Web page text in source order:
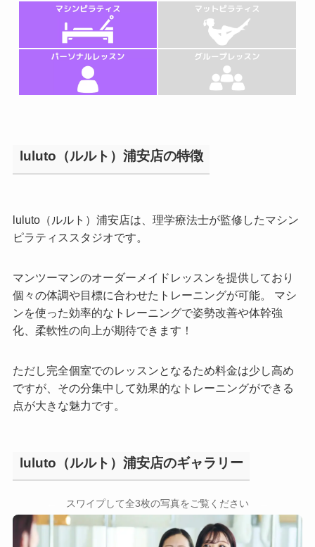
luluto（ルルト）浦安店の特徴
luluto（ルルト）浦安店は、理学療法士が監修したマシン
ピラティススタジオです。
マンツーマンのオーダーメイドレッスンを提供しており
個々の体調や目標に合わせたトレーニングが可能。 マシ
ンを使った効率的なトレーニングで姿勢改善や体幹強
化、柔軟性の向上が期待できます！
ただし完全個室でのレッスンとなるため料金は少し高め
ですが、その分集中して効果的なトレーニングができる
点が大きな魅力です。
luluto（ルルト）浦安店のギャラリー
スワイプして全3枚の写真をご覧ください